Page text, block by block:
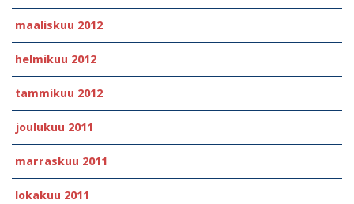
maaliskuu 2012
helmikuu 2012
tammikuu 2012
joulukuu 2011
marraskuu 2011
lokakuu 2011